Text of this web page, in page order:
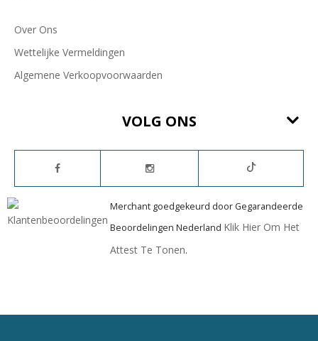
Over Ons
Wettelijke Vermeldingen
Algemene Verkoopvoorwaarden
VOLG ONS
Merchant goedgekeurd door Gegarandeerde
Beoordelingen Nederland Klik Hier Om Het
Attest Te Tonen.